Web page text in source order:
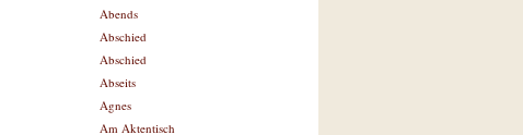
Abends
Abschied
Abschied
Abseits
Agnes
Am Aktentisch